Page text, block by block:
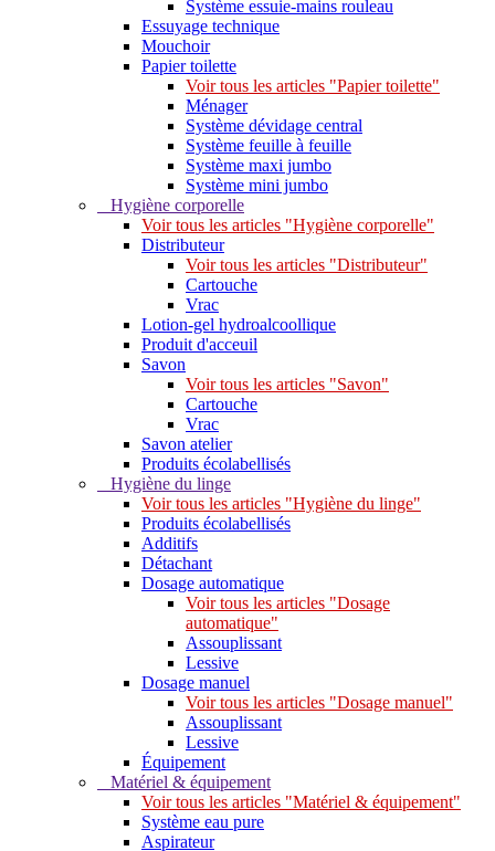
Système essuie-mains rouleau
Essuyage technique
Mouchoir
Papier toilette
Voir tous les articles "Papier toilette"
Ménager
Système dévidage central
Système feuille à feuille
Système maxi jumbo
Système mini jumbo
Hygiène corporelle
Voir tous les articles "Hygiène corporelle"
Distributeur
Voir tous les articles "Distributeur"
Cartouche
Vrac
Lotion-gel hydroalcoollique
Produit d'acceuil
Savon
Voir tous les articles "Savon"
Cartouche
Vrac
Savon atelier
Produits écolabellisés
Hygiène du linge
Voir tous les articles "Hygiène du linge"
Produits écolabellisés
Additifs
Détachant
Dosage automatique
Voir tous les articles "Dosage
automatique"
Assouplissant
Lessive
Dosage manuel
Voir tous les articles "Dosage manuel"
Assouplissant
Lessive
Équipement
Matériel & équipement
Voir tous les articles "Matériel & équipement"
Système eau pure
Aspirateur